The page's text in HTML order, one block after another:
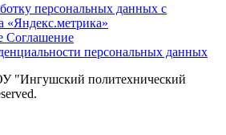
персональных данных с
«Яндекс.метрика»
Соглашение
персональных данных
"Ингушский политехнический